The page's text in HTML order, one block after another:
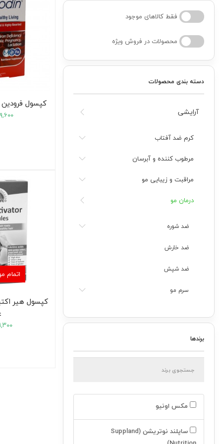
فقط کالاهای موجود
محصولات در فروش ویژه
دسته بندی محصولات
آرایشی
کرم ضد آفتاب
مرطوب کننده و آبرسان
مراقبت و زیبایی مو
درمان مو
ضد شوره
ضد خارش
ضد شپش
سرم مو
شامپو ضد ریزش
محلول ضد ریزش
نرم کننده ضد ریزش
لوسیون ضد ریزش
برندها
مکس اونیو
ساپلند نوتریشن (Suppland
کپسول فرودین
اتمام